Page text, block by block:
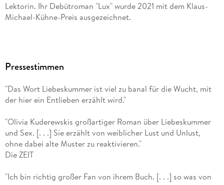
Lektorin. Ihr Debütroman "Lux" wurde 2021 mit dem Klaus-
Michael-Kühne-Preis ausgezeichnet.
Pressestimmen
"Das Wort Liebeskummer ist viel zu banal für die Wucht, mit
der hier ein Entlieben erzählt wird."
"Olivia Kuderewskis großartiger Roman über Liebeskummer
und Sex. [. . .] Sie erzählt von weiblicher Lust und Unlust,
ohne dabei alte Muster zu reaktivieren."
Die ZEIT
"Ich bin richtig großer Fan von ihrem Buch. [. . .] so was von